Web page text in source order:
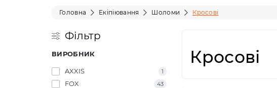
Головна Екіпіювання Шоломи Кросові
Фільтр
ВИРОБНИК
AXXIS 1
FOX 43
Кросові